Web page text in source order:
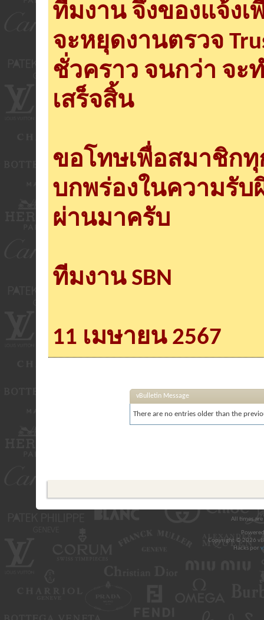
ทีมงาน จึงของแจ้ง
จะหยุดงานตรวจ
ชั่วคราว จนกว่า จะ
เสร็จสิ้น
ขอโทษเพื่อสมาชิก
บกพร่องในความรั
ผ่านมาครับ
ทีมงาน SBN
11 เมษายน 2567
vBulletin Message
There are no entries older than the
All times
Copyright © 2026
Hacks por